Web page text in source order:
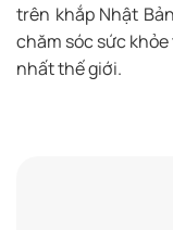
trên khắp Nhật
chăm sóc sức
nhất thế giới.